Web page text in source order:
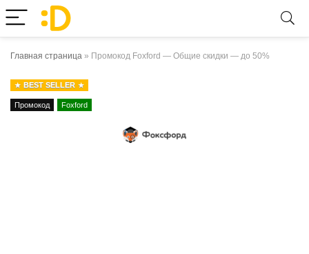
Главная страница » Промокод Foxford — Общие скидки — до 50%
BEST SELLER
Промокод Foxford